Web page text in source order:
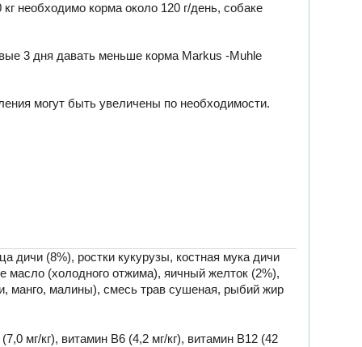
необходимо корма около 120 г/день, собаке
3 дня давать меньше корма Markus -Muhle
могут быть увеличены по необходимости.
дичи (8%), ростки кукурузы, костная мука дичи
масло (холодного отжима), яичный желток (2%),
манго, малины), смесь трав сушеная, рыбий жир
мг/кг), витамин B6 (4,2 мг/кг), витамин B12 (42